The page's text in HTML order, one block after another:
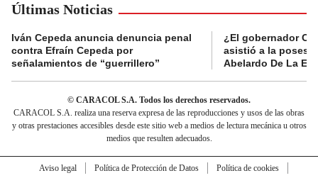
Últimas Noticias
Iván Cepeda anuncia denuncia penal
contra Efraín Cepeda por
señalamientos de “guerrillero”
¿El gobernador
asistió a la
Abelardo De La
© CARACOL S.A. Todos los derechos reservados.
CARACOL S.A. realiza una reserva expresa de las reproducciones y usos de las obras
y otras prestaciones accesibles desde este sitio web a medios de lectura mecánica u otros
medios que resulten adecuados.
Aviso legal Política de Protección de Datos
Política de cookies